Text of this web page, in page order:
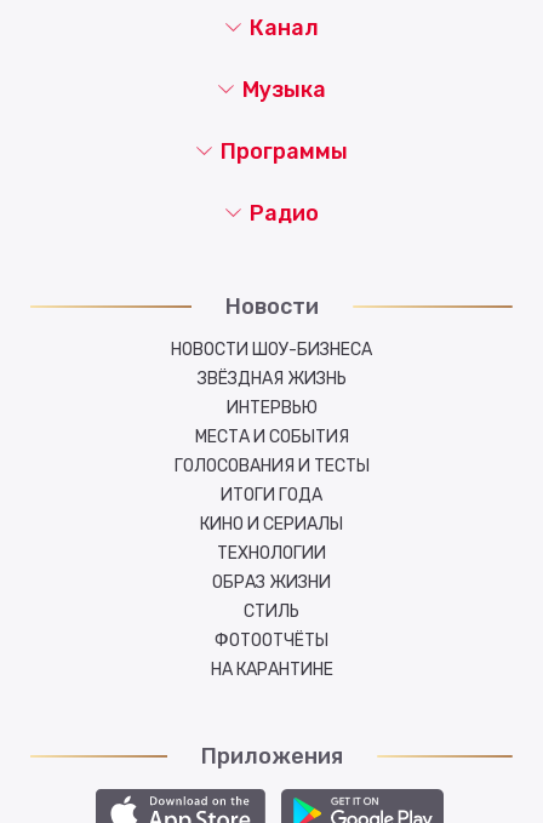
Канал
Музыка
Новости
НОВОСТИ ШОУ-БИЗНЕСА
ЗВЁЗДНАЯ ЖИЗНЬ
ИНТЕРВЬЮ
МЕСТА И СОБЫТИЯ
ГОЛОСОВАНИЯ И ТЕСТЫ
ИТОГИ ГОДА
КИНО И СЕРИАЛЫ
ТЕХНОЛОГИИ
ОБРАЗ ЖИЗНИ
СТИЛЬ
ФОТООТЧЁТЫ
НА КАРАНТИНЕ
Программы
Радио
Приложения